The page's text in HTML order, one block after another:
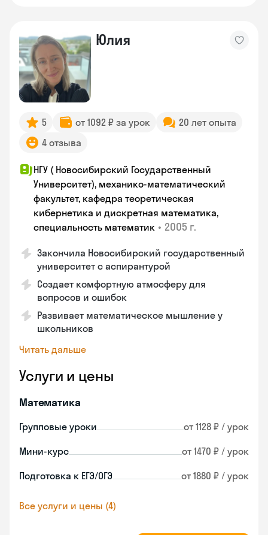
Юлия
5 от 1092 ₽ за урок
20 лет опыта
4 отзыва
НГУ ( Новосибирский Государственный
Университет), механико-математический
факультет, кафедра теоретическая
кибернетика и дискретная математика,
специальность математик • 2005 г.
Закончилa Новосибирский государственный
университет с аспирантурой
Создает комфортную атмосферу для
вопросов и ошибок
Развивает математическое мышление у
школьников
Читать дальше
Услуги и цены
Математика
Групповые уроки от 1128 ₽ / урок
Мини-курс от 1470 ₽ / урок
Подготовка к ЕГЭ/ОГЭ от 1880 ₽ / урок
Все услуги и цены (4)